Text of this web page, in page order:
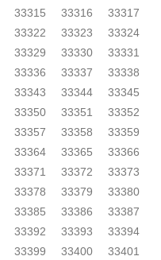
33315 33316
33317
33322 33323
33324
33329 33330
33331
33336 33337
33338
33343 33344
33345
33350 33351
33352
33357 33358
33359
33364 33365
33366
33371 33372
33373
33378 33379
33380
33385 33386
33387
33392 33393
33394
33399 33400
33401